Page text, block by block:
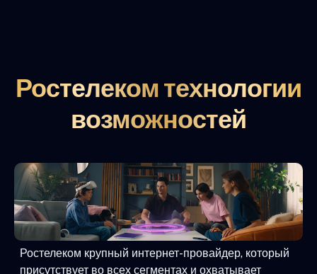
Ростелеком технологии
возможностей
Ростелеком крупный интернет-провайдер, который
присутствует во всех сегментах и охватывает